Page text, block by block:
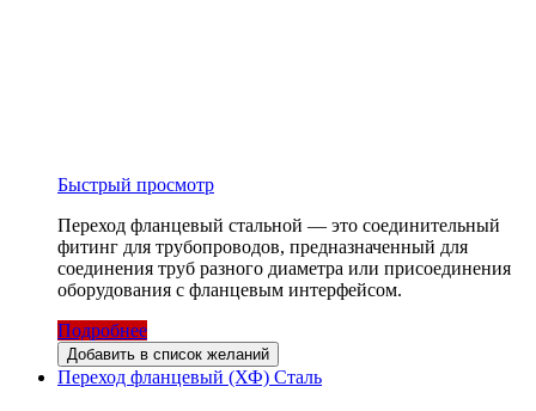
Быстрый просмотр
Переход фланцевый стальной — это соединительный
фитинг для трубопроводов, предназначенный для
соединения труб разного диаметра или присоединения
оборудования с фланцевым интерфейсом.
Подробнее
Добавить в список желаний
Переход фланцевый (ХФ) Сталь